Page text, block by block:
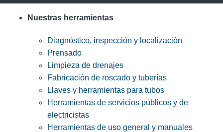
Nuestras herramientas
Diagnóstico, inspección y localización
Prensado
Limpieza de drenajes
Fabricación de roscado y tuberías
Llaves y herramientas para tubos
Herramientas de servicios públicos y de
electricistas
Herramientas de uso general y manuales